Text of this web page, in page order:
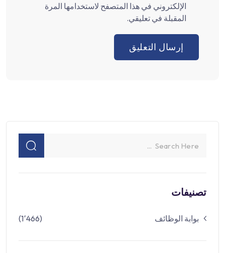
الإلكتروني في هذا المتصفح لاستخدامها المرة
المقبلة في تعليقي.
تصنيفات
بوابة الوظائف (1٬466)